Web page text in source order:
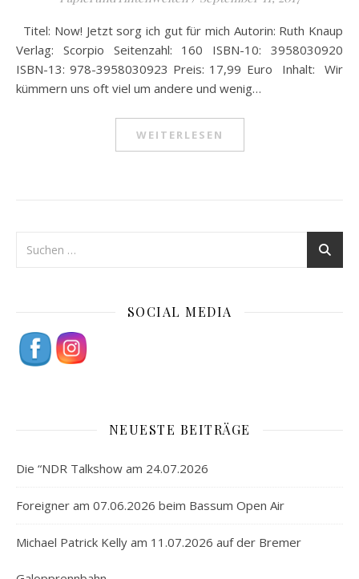
Titel: Now! Jetzt sorg ich gut für mich Autorin: Ruth Knaup
Verlag: Scorpio Seitenzahl: 160 ISBN-10: 3958030920
ISBN-13: 978-3958030923 Preis: 17,99 Euro Inhalt: Wir
kümmern uns oft viel um andere und wenig…
WEITERLESEN
SOCIAL MEDIA
NEUESTE BEITRÄGE
Die “NDR Talkshow am 24.07.2026
Foreigner am 07.06.2026 beim Bassum Open Air
Michael Patrick Kelly am 11.07.2026 auf der Bremer